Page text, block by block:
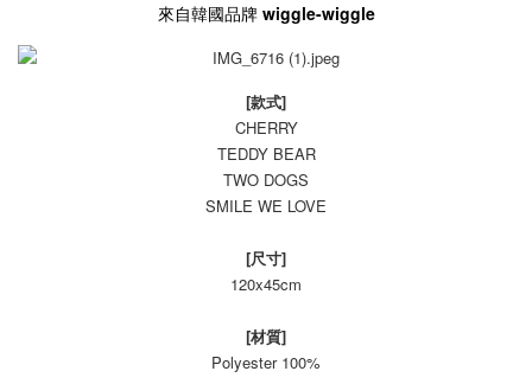
來自韓國品牌 wiggle-wiggle
[款式]
CHERRY
TEDDY BEAR
TWO DOGS
SMILE WE LOVE
[尺寸]
120x45cm
[材質]
Polyester 100%